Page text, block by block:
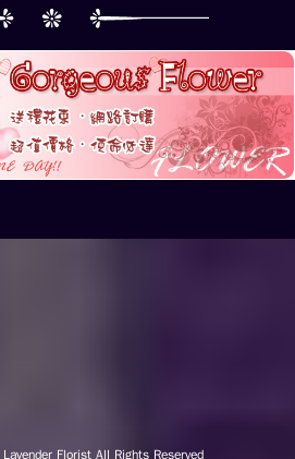
Lavender Florist All Rights Reserved